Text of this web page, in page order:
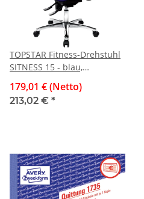
TOPSTAR Fitness-Drehstuhl
SITNESS 15 - blau,
179,01 € (Netto)
213,02 € *